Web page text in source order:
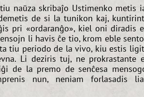
naŭza skribaĵo Ustimenko metis
de si la tunikon kaj,
pri «ordaranĝo», kiel oni diradis
li havis ĉe tio, krom eble
tiu periodo de la vivo, kiu estis
Li deziris tuj, ne prokrastante
de la premo de senĉesa
nun, neniam forlasadis